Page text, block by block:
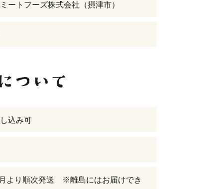
ミートフーズ株式会社（摂津市）
込み可
より順次発送 ※離島にはお届けでき